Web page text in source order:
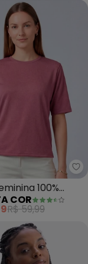
Under The
100%
Básica (Rosa)
COR
R$ 59,99